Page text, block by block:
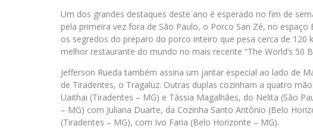
Um dos grandes destaques deste ano é esperado no fim de
pela primeira vez fora de São Paulo, o Porco San Zé, no
os segredos do preparo do porco inteiro que pesa cerca de 120
melhor restaurante do mundo no mais recente “The World’s 50
Jefferson Rueda também assina um jantar especial ao lado de
de Tiradentes, o Tragaluz. Outras duplas cozinham a quatro
Uaithai (Tiradentes – MG) e Tássia Magalhães, do Nelita (São
– MG) com Juliana Duarte, da Cozinha Santo Antônio (Belo
(Tiradentes – MG), com Ivo Faria (Belo Horizonte – MG).